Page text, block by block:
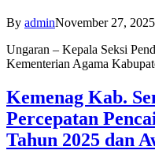
By adminNovember 27, 2025
Ungaran – Kepala Seksi
Kementerian Agama
Kemenag Kab.
Percepatan
Tahun 2025 dan